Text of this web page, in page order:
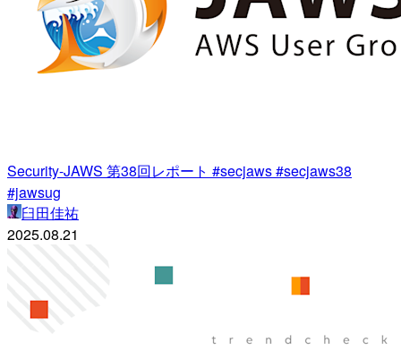
Security-JAWS 第38回レポート #secjaws #secjaws38
#jawsug
臼田佳祐
2025.08.21